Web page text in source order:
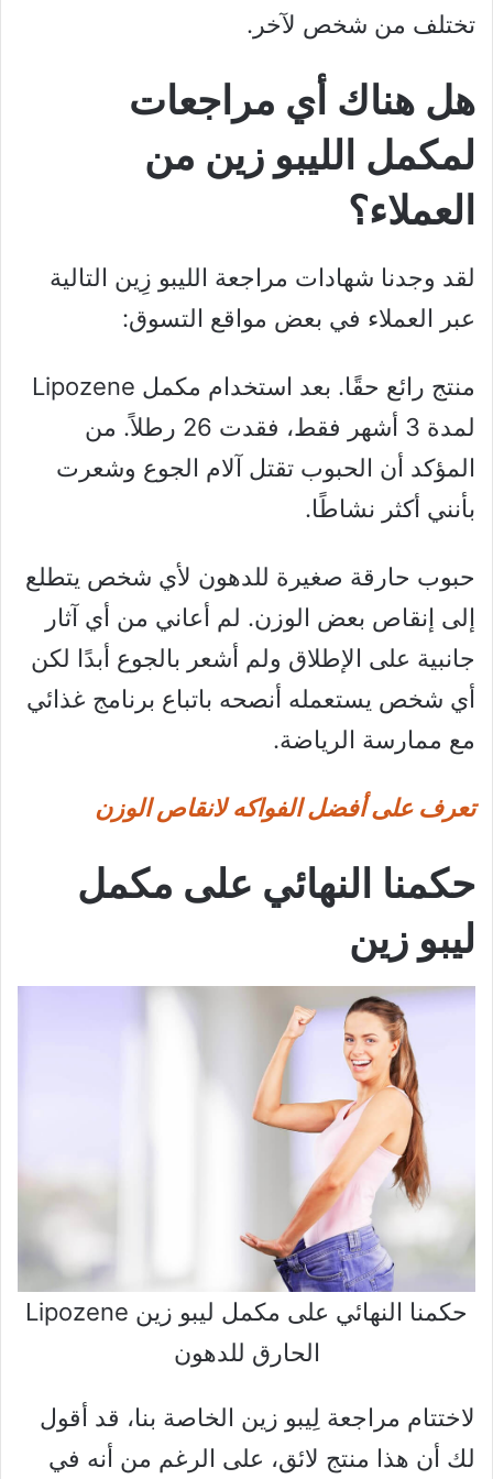
تختلف من شخص لآخر.
هل هناك أي مراجعات
لمكمل الليبو زين من
العملاء؟
لقد وجدنا شهادات مراجعة الليبو زِين التالية
عبر العملاء في بعض مواقع التسوق:
منتج رائع حقًا. بعد استخدام مكمل Lipozene
لمدة 3 أشهر فقط، فقدت 26 رطلاً. من
المؤكد أن الحبوب تقتل آلام الجوع وشعرت
بأنني أكثر نشاطًا.
حبوب حارقة صغيرة للدهون لأي شخص يتطلع
إلى إنقاص بعض الوزن. لم أعاني من أي آثار
جانبية على الإطلاق ولم أشعر بالجوع أبدًا لكن
أي شخص يستعمله أنصحه باتباع برنامج غذائي
مع ممارسة الرياضة.
تعرف على أفضل الفواكه لانقاص الوزن
حكمنا النهائي على مكمل
ليبو زين
حكمنا النهائي على مكمل ليبو زين Lipozene
الحارق للدهون
لاختتام مراجعة لِيبو زين الخاصة بنا، قد أقول
لك أن هذا منتج لائق، على الرغم من أنه في